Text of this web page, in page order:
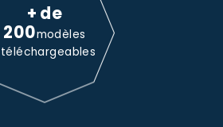
+ de
200modèles
téléchargeables